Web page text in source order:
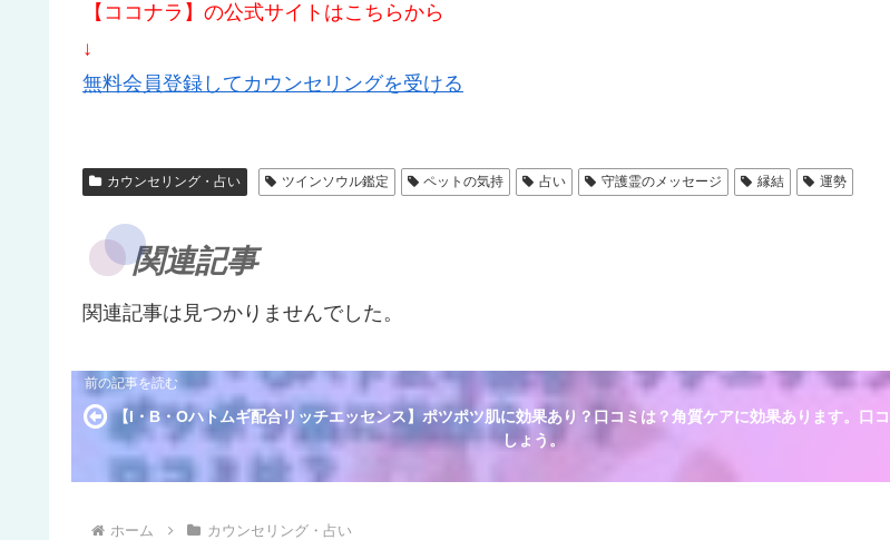
【ココナラ】の公式サイトはこちらから
↓
無料会員登録してカウンセリングを受ける
カウンセリング・占い ツインソウル鑑定 ペットの気持 占い 守護霊のメッセージ 縁結 運勢
関連記事
関連記事は見つかりませんでした。
【I・B・Oハトムギ配合リッチエッセンス】ポツポツ肌に効果あり？口コミは？角質ケアに効果あります。口
しょう。
ホーム カウンセリング・占い